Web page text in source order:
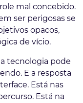
mal concebido.
ser perigosas se
opacos,
de vício.
tecnologia pode
E a resposta
Está nas
Está na